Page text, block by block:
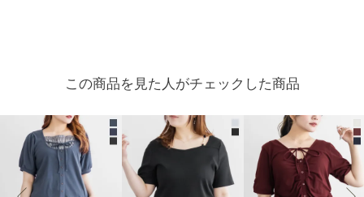
この商品を見た人がチェックした商品